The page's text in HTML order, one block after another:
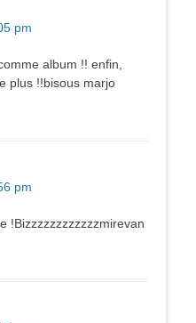
pm
album !! enfin,
plus !!bisous marjo
pm
!Bizzzzzzzzzzzzmirevan